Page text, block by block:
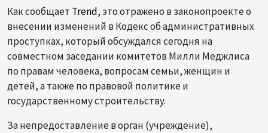
Как сообщает Trend, это отражено в законопроекте о
внесении изменений в Кодекс об административных
проступках, который обсуждался сегодня на
совместном заседании комитетов Милли Меджлиса
по правам человека, вопросам семьи, женщин и
детей, а также по правовой политике и
государственному строительству.
За непредоставление в орган (учреждение),